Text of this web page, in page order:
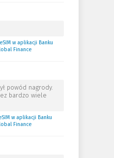
w aplikacji Banku
Finance
powód nagrody.
bardzo wiele
w aplikacji Banku
Finance